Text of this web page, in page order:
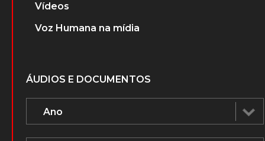
Vídeos
Voz Humana na mídia
ÁUDIOS E DOCUMENTOS